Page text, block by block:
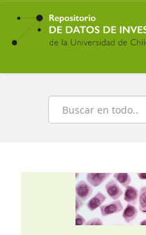
Ir
contenido
principal
Buscar